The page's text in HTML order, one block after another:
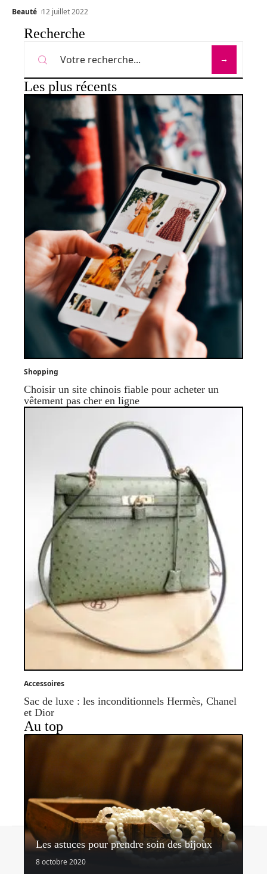
Beauté 12 juillet 2022
Recherche
Les plus récents
Shopping
Choisir un site chinois fiable pour acheter un
vêtement pas cher en ligne
Accessoires
Sac de luxe : les inconditionnels Hermès, Chanel
et Dior
Au top
Les astuces pour prendre soin des bijoux
8 octobre 2020
Contact Mentions légales Sitemap